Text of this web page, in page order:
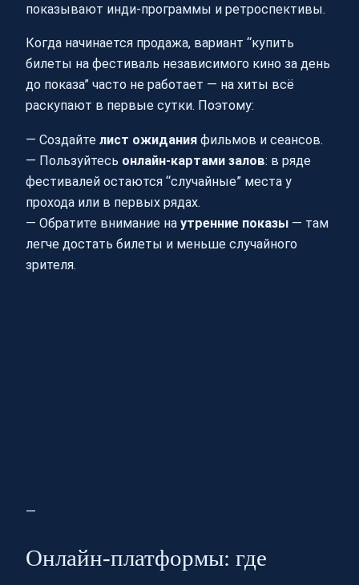
показывают инди-программы и ретроспективы.
Когда начинается продажа, вариант “купить
билеты на фестиваль независимого кино за день
до показа” часто не работает — на хиты всё
раскупают в первые сутки. Поэтому:
— Создайте лист ожидания фильмов и сеансов.
— Пользуйтесь онлайн-картами залов: в ряде
фестивалей остаются “случайные” места у
прохода или в первых рядах.
— Обратите внимание на утренние показы — там
легче достать билеты и меньше случайного
зрителя.
—
Онлайн-платформы: где